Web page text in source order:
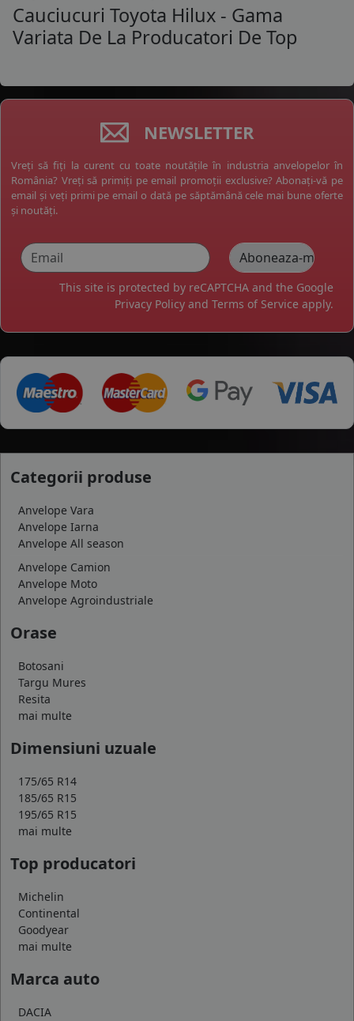
Cauciucuri Toyota Hilux - Gama
Variata De La Producatori De Top
NEWSLETTER
Vreți să fiți la curent cu toate noutățile în industria anvelopelor în
România? Vreți să primiți pe email promoții exclusive? Abonați-vă pe
email și veți primi pe email o dată pe săptămână cele mai bune oferte
și noutăți.
This site is protected by reCAPTCHA and the Google
Privacy Policy and Terms of Service apply.
Categorii produse
Anvelope Vara
Anvelope Iarna
Anvelope All season
Anvelope Camion
Anvelope Moto
Anvelope Agroindustriale
Orase
Botosani
Targu Mures
Resita
mai multe
Dimensiuni uzuale
175/65 R14
185/65 R15
195/65 R15
mai multe
Top producatori
Michelin
Continental
Goodyear
mai multe
Marca auto
DACIA